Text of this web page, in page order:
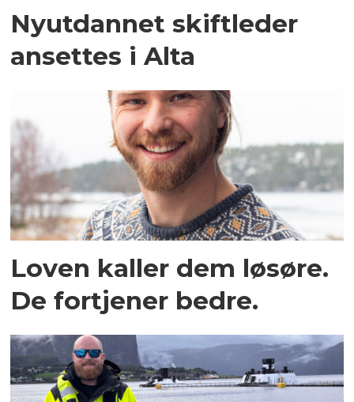
Nyutdannet skiftleder
ansettes i Alta
Loven kaller dem løsøre.
De fortjener bedre.